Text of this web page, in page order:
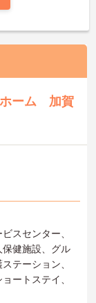
ホーム 加賀
スセンター、
健施設、グル
テーション、
ートステイ、